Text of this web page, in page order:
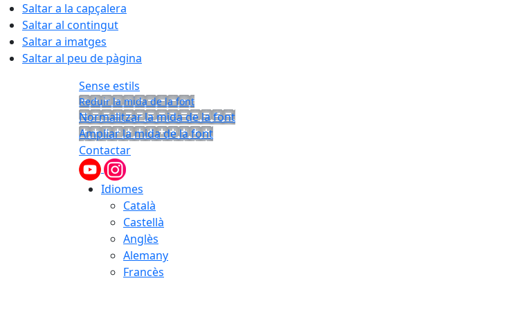
Saltar a la capçalera
Saltar al contingut
Saltar a imatges
Saltar al peu de pàgina
Sense estils
Reduir la mida de la font
Normalitzar la mida de la font
Ampliar la mida de la font
Contactar
Idiomes
Català
Castellà
Anglès
Alemany
Francès